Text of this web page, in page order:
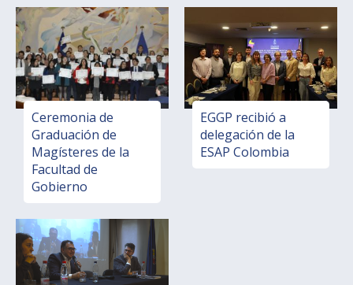
Ceremonia de
Graduación de
Magísteres de la
Facultad de
Gobierno
EGGP recibió a
delegación de la
ESAP Colombia